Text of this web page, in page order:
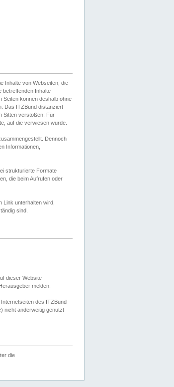
Inhalte von Webseiten, die
betreffenden Inhalte
Seiten können deshalb ohne
Das ITZBund distanziert
Sitten verstoßen. Für
auf die verwiesen wurde.
Dennoch
Informationen,
strukturierte Formate
die beim Aufrufen oder
Link unterhalten wird,
sind.
dieser Website
melden.
des ITZBund
nicht anderweitig genutzt
die